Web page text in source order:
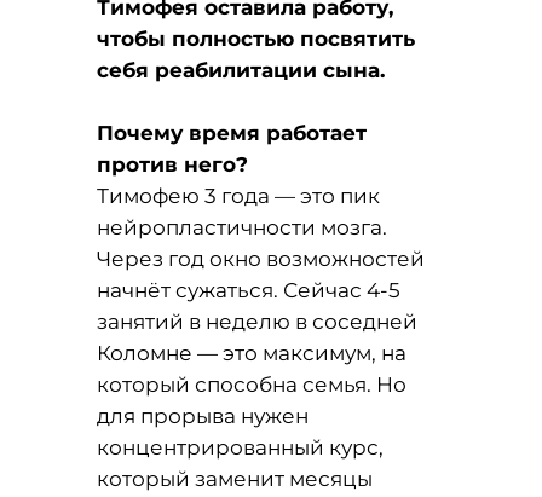
Тимофея оставила работу,
чтобы полностью посвятить
себя реабилитации сына.
Почему время работает
против него?
Тимофею 3 года — это пик
нейропластичности мозга.
Через год окно возможностей
начнёт сужаться. Сейчас 4-5
занятий в неделю в соседней
Коломне — это максимум, на
который способна семья. Но
для прорыва нужен
концентрированный курс,
который заменит месяцы